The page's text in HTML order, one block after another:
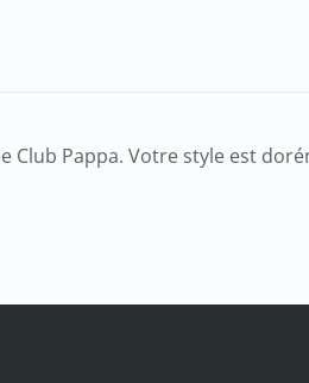
Club Pappa. Votre style est